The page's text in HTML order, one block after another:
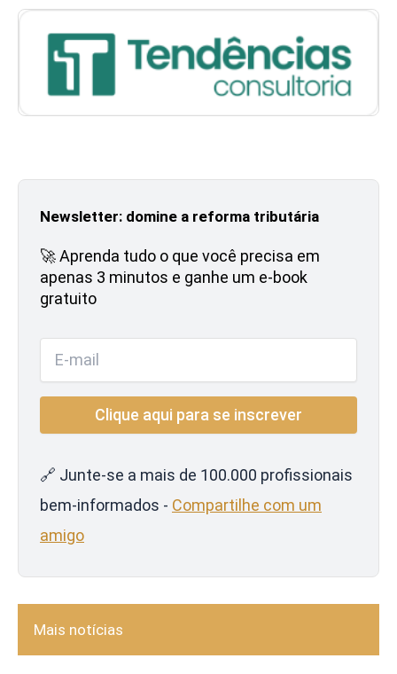
Newsletter: domine a reforma tributária
🚀 Aprenda tudo o que você precisa em
apenas 3 minutos e ganhe um e-book
gratuito
🔗 Junte-se a mais de 100.000 profissionais
bem-informados - Compartilhe com um
amigo
Mais notícias